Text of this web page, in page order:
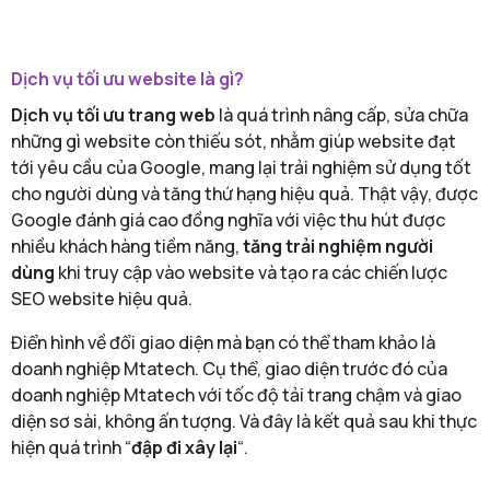
Dịch vụ tối ưu website là gì?
Dịch vụ tối ưu trang web là quá trình nâng cấp, sửa chữa
những gì website còn thiếu sót, nhằm giúp website đạt
tới yêu cầu của Google, mang lại trải nghiệm sử dụng tốt
cho người dùng và tăng thứ hạng hiệu quả. Thật vậy, được
Google đánh giá cao đồng nghĩa với việc thu hút được
nhiều khách hàng tiềm năng,tăng trải nghiệm người
dùng khi truy cập vào website và tạo ra các chiến lược
SEO website hiệu quả.
Điển hình về đổi giao diện mà bạn có thể tham khảo là
doanh nghiệp Mtatech. Cụ thể, giao diện trước đó của
doanh nghiệp Mtatech với tốc độ tải trang chậm và giao
diện sơ sài, không ấn tượng. Và đây là kết quả sau khi thực
hiện quá trình “đập đi xây lại“.